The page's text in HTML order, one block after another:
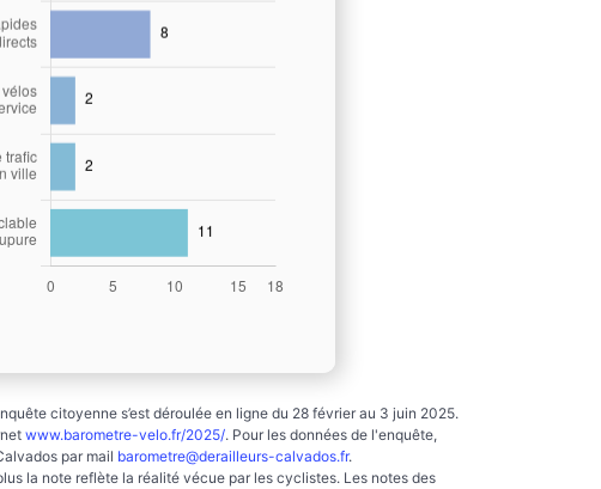
citoyenne s’est déroulée en ligne du 28 février au 3 juin 2025.
www.barometre-velo.fr/2025/. Pour les données de l'enquête,
par mail barometre@derailleurs-calvados.fr.
la note reflète la réalité vécue par les cyclistes. Les notes des